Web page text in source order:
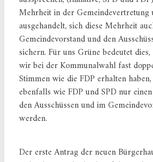
Mehrheit in der Gemeindevertretung
ausgehandelt, sich diese Mehrheit
Gemeindevorstand und den
sichern. Für uns Grüne bedeutet
wir bei der Kommunalwahl fast
Stimmen wie die FDP erhalten
ebenfalls wie FDP und SPD nur
den Ausschüssen und im
werden.
Der erste Antrag der neuen